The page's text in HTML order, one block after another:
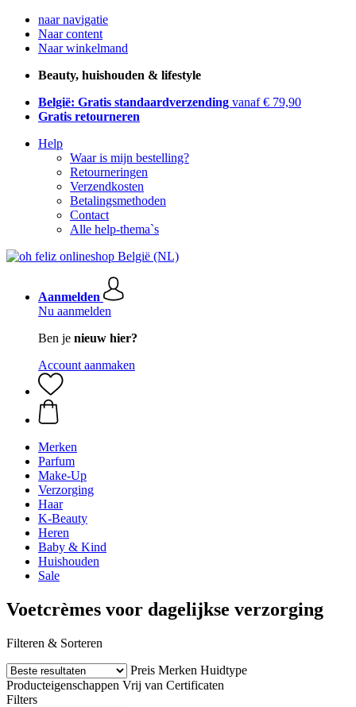
naar navigatie
Naar content
Naar winkelmand
Beauty, huishouden & lifestyle
België: Gratis standaardverzending vanaf € 79,90
Gratis retourneren
Help
Waar is mijn bestelling?
Retourneringen
Verzendkosten
Betalingsmethoden
Contact
Alle help-thema`s
Aanmelden
Nu aanmelden
Ben je nieuw hier?
Account aanmaken
Merken
Parfum
Make-Up
Verzorging
Haar
K-Beauty
Heren
Baby & Kind
Huishouden
Sale
Voetcrèmes voor dagelijkse verzorging
Filteren & Sorteren
Preis Merken Huidtype
Producteigenschappen Vrij van Certificaten
Filters